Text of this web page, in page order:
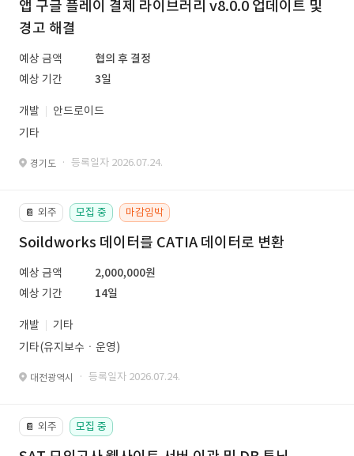
앱 구글 플레이 결제 라이브러리 v8.0.0 업데이트 및
경고 해결
예상 금액
협의 후 결정
예상 기간
3일
개발
안드로이드
기타
경기도 · 등록일자 2026.07.24.
📔 외주 모집 중 마감임박
Soildworks 데이터를 CATIA 데이터로 변환
예상 금액
2,000,000원
예상 기간
14일
개발
기타
기타(유지보수ㆍ운영)
대전광역시 · 등록일자 2026.07.24.
📔 외주 모집 중